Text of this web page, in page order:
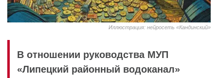
Иллюстрация: нейросеть «Кандинский»
В отношении руководства МУП
«Липецкий районный водоканал»